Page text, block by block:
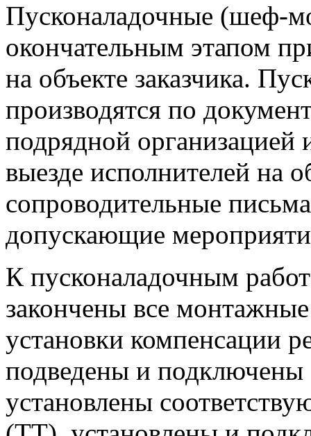
Пусконаладочные (шеф-
окончательным этапом
на объекте заказчика.
производятся по
подрядной организацией
выезде исполнителей на
сопроводительные
допускающие
К пусконаладочным
закончены все
установки компенсации
подведены и подключены
установлены